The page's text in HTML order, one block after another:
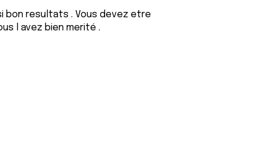
bon resultats . Vous devez etre
l avez bien merité .